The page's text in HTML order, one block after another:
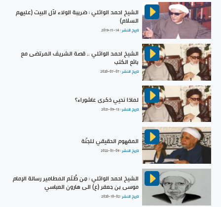
الشيخ احمد الوائلي : ضريبة الولاء لآل البيت (عليهم
السلام)
تاريخ النشر : 2019-11-14
الشيخ احمد الوائلي .. قصة الشريف المرتضى مع
بائع الكتب
تاريخ النشر :2020-07-07
لماذا نحيي ذكرى عاشوراء؟
تاريخ النشر :2021-09-13
المفهوم الحقيقي للجنّة
تاريخ النشر :2022-01-09
الشيخ احمد الوائلي : مِن ظُلَم المطامير رسالة الإمام
موسى بن جعفر (ع) الى هارون العباسي
تاريخ النشر :2020-10-02